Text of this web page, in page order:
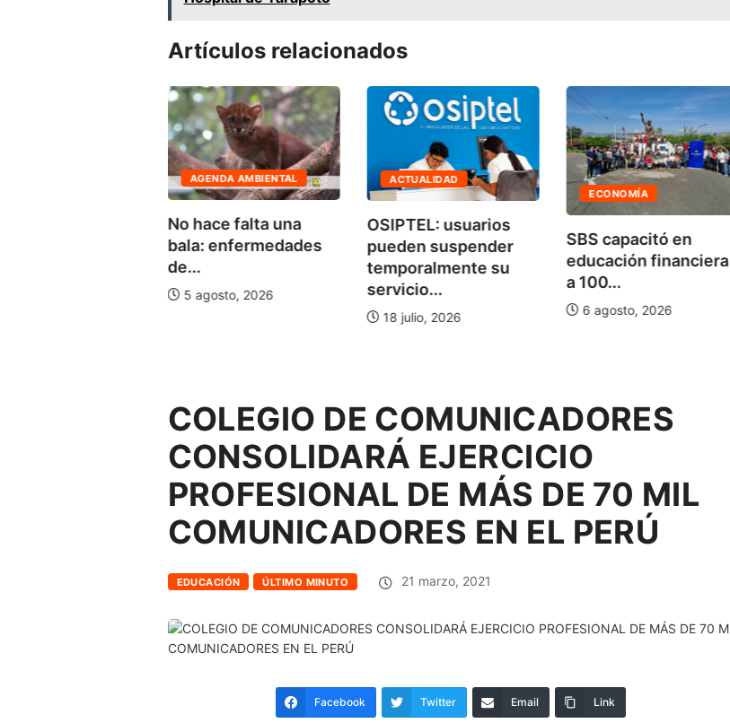
Artículos relacionados
AGENDA AMBIENTAL
No hace falta una
bala: enfermedades
de...
5 agosto, 2026
ACTUALIDAD
OSIPTEL: usuarios
pueden suspender
temporalmente su
servicio...
18 julio, 2026
ECONOMÍA
SBS capacitó en
educación financiera
a 100...
6 agosto, 2026
COLEGIO DE COMUNICADORES
CONSOLIDARÁ EJERCICIO
PROFESIONAL DE MÁS DE 70 MIL
COMUNICADORES EN EL PERÚ
EDUCACIÓN ÚLTIMO MINUTO 21 marzo, 2021
Facebook Twitter Email Link